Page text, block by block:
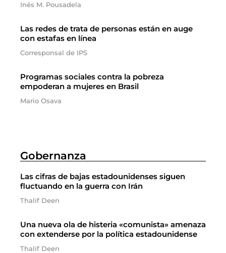
Inés M. Pousadela
Las redes de trata de personas están en auge
con estafas en línea
Corresponsal de IPS
Programas sociales contra la pobreza
empoderan a mujeres en Brasil
Mario Osava
Gobernanza
Las cifras de bajas estadounidenses siguen
fluctuando en la guerra con Irán
Thalif Deen
Una nueva ola de histeria «comunista» amenaza
con extenderse por la política estadounidense
Thalif Deen